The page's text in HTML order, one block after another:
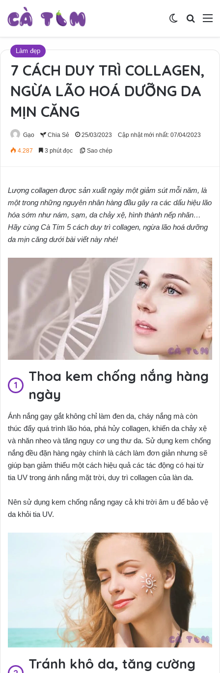
Tìm
Switch skin
Làm đẹp
7 CÁCH DUY TRÌ COLLAGEN,
NGỪA LÃO HOÁ DƯỠNG DA
MỊN CĂNG
Gạo Chia Sẻ 25/03/2023 Cập nhật mới nhất: 07/04/2023
4.287 3 phút đọc Sao chép
Lượng collagen được sản xuất ngày một giảm sút mỗi năm, là
một trong những nguyên nhân hàng đầu gây ra các dấu hiệu lão
hóa sớm như nám, sạm, da chảy xệ, hình thành nếp nhăn…
Hãy cùng Cà Tím 5 cách duy trì collagen, ngừa lão hoá dưỡng
da mịn căng dưới bài viết này nhé!
Thoa kem chống nắng hàng
ngày
Ánh nắng gay gắt không chỉ làm đen da, cháy nắng mà còn
thúc đẩy quá trình lão hóa, phá hủy collagen, khiến da chảy xệ
và nhăn nheo và tăng nguy cơ ung thư da. Sử dụng kem chống
nắng đều đặn hàng ngày chính là cách làm đơn giản nhưng sẽ
giúp bạn giảm thiểu một cách hiệu quả các tác động có hại từ
tia UV trong ánh nắng mặt trời, duy trì collagen của làn da.
Nên sử dụng kem chống nắng ngay cả khi trời âm u để bảo vệ
da khỏi tia UV.
Tránh khô da, tăng cường